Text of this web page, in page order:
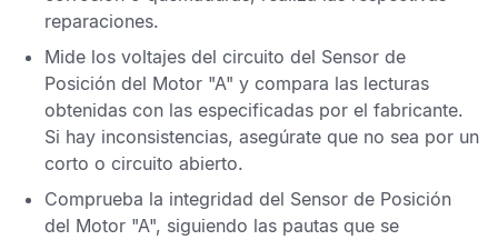
reparaciones.
Mide los voltajes del circuito del Sensor de
Posición del Motor "A" y compara las lecturas
obtenidas con las especificadas por el fabricante.
Si hay inconsistencias, asegúrate que no sea por un
corto o circuito abierto.
Comprueba la integridad del Sensor de Posición
del Motor "A", siguiendo las pautas que se